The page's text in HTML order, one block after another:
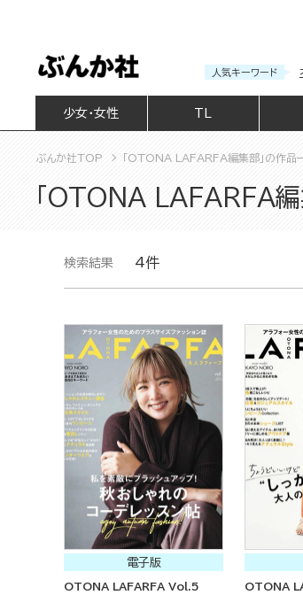
人気キーワード
少女・女性
ぶんか社TOP 「OTONA LAFARFA編集部」の作品
「OTONA LAFARFA
検索結果 4件
電子版
OTONA LAFARFA Vol.5 OTONA